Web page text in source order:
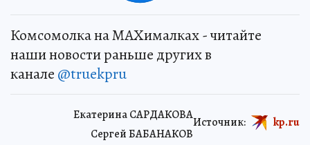
Комсомолка на MAXималках - читайте
наши новости раньше других в
канале @truekpru
Екатерина САРДАКОВА
Сергей БАБАНАКОВ
Источник: kp.ru